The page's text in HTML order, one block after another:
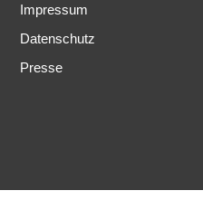
Impressum
Datenschutz
Presse